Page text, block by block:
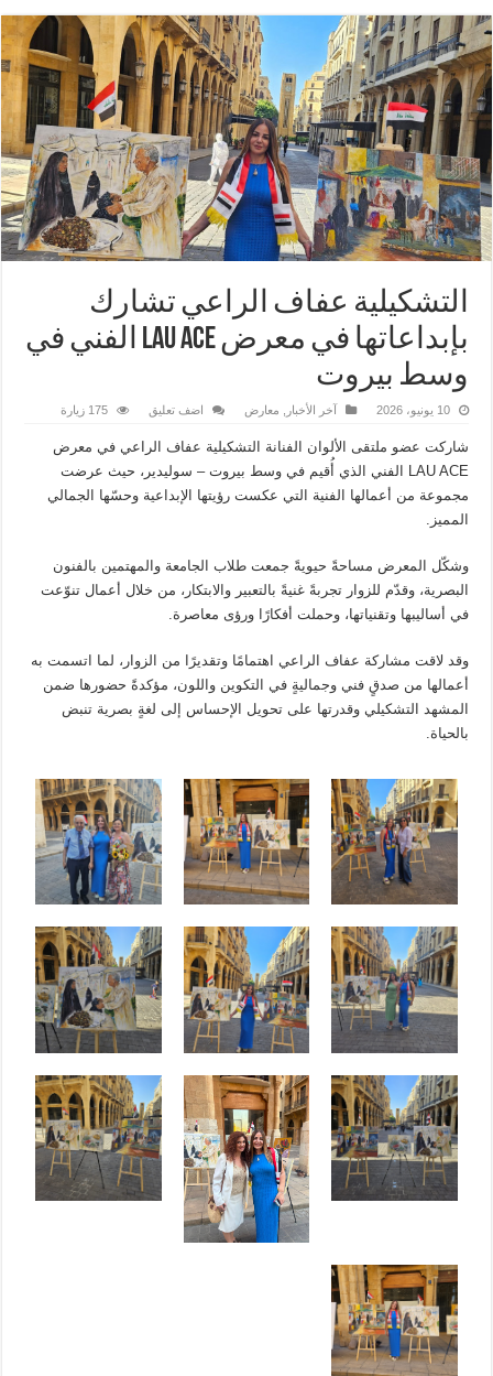
التشكيلية عفاف الراعي تشارك
بإبداعاتها في معرض LAU ACE الفني في
وسط بيروت
10 يونيو، 2026 آخر الأخبار معارض اضف تعليق 175 زيارة
شاركت عضو ملتقى الألوان الفنانة التشكيلية عفاف الراعي في معرض
LAU ACE الفني الذي أُقيم في وسط بيروت – سوليدير، حيث عرضت
مجموعة من أعمالها الفنية التي عكست رؤيتها الإبداعية وحسّها الجمالي
المميز.
وشكّل المعرض مساحةً حيويةً جمعت طلاب الجامعة والمهتمين بالفنون
البصرية، وقدّم للزوار تجربةً غنيةً بالتعبير والابتكار، من خلال أعمال تنوّعت
في أساليبها وتقنياتها، وحملت أفكارًا ورؤى معاصرة.
وقد لاقت مشاركة عفاف الراعي اهتمامًا وتقديرًا من الزوار، لما اتسمت به
أعمالها من صدقٍ فني وجماليةٍ في التكوين واللون، مؤكدةً حضورها ضمن
المشهد التشكيلي وقدرتها على تحويل الإحساس إلى لغةٍ بصرية تنبض
بالحياة.